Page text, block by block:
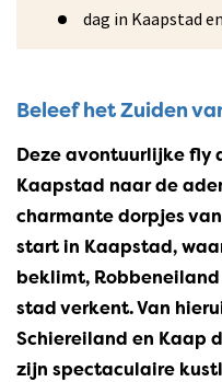
dag in Kaapstad
Beleef het Zuiden
Deze avontuurlijke fly
Kaapstad naar de
charmante dorpjes
start in Kaapstad,
beklimt,
stad verkent. Van
Schiereiland en Kaap
zijn spectaculaire